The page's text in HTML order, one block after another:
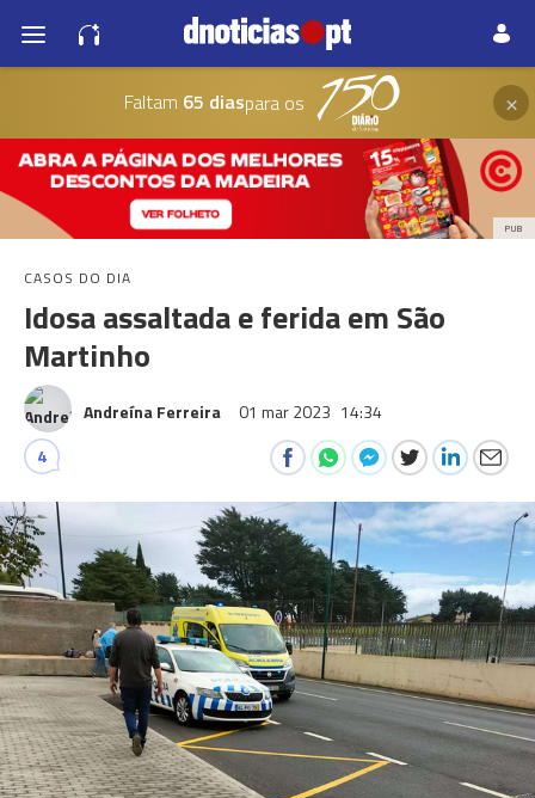
Faltam 65 diaspara os ×
PUB
CASOS DO DIA
Idosa assaltada e ferida em São
Martinho
Andreína Ferreira 01 mar 2023 14:34
4